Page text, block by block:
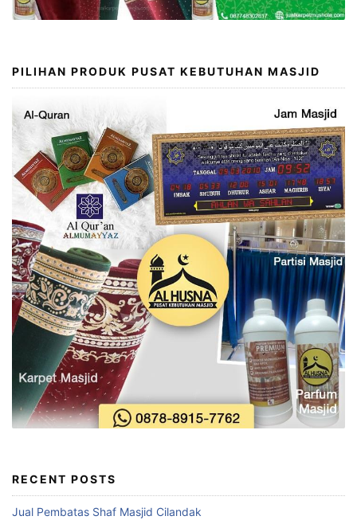
PILIHAN PRODUK PUSAT KEBUTUHAN MASJID
RECENT POSTS
Jual Pembatas Shaf Masjid Cilandak